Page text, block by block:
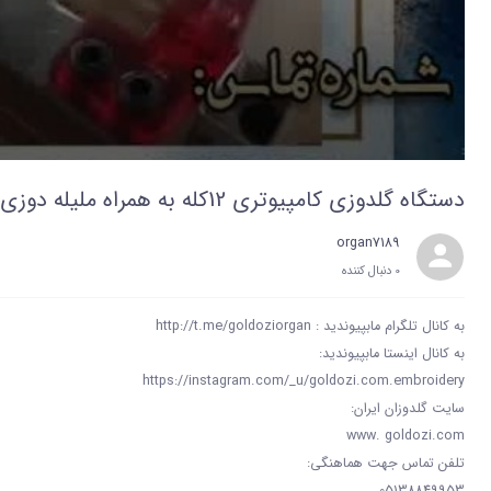
دستگاه گلدوزی کامپیوتری 12کله به همراه ملیله دوزی
organ7189
0 دنبال‌ کننده
به کانال تلگرام مابپیوندید : http://t.me/goldoziorgan
به کانال اینستا مابپیوندید:
https://instagram.com/_u/goldozi.com.embroidery
سایت گلدوزان ایران:
www. goldozi.com
تلفن تماس جهت هماهنگی: